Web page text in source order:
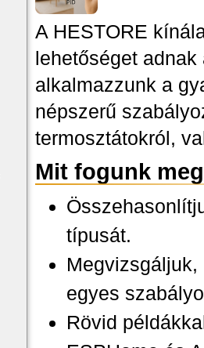
A HESTORE
lehetőséget
alkalmazzunk a
népszerű
termosztátokról,
Mit fogunk
típusát.
egyes
Rövid